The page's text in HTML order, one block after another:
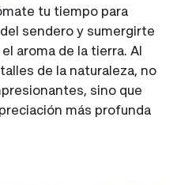
tu tiempo para
sendero y sumergirte
aroma de la tierra. Al
de la naturaleza, no
sino que
más profunda